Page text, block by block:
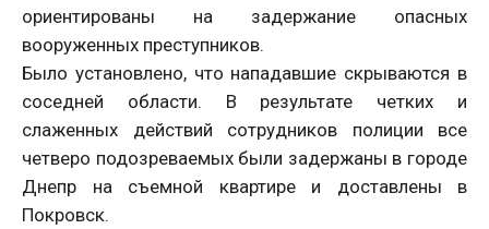
ориентированы на задержание опасных
вооруженных преступников.
Было установлено, что нападавшие скрываются в
соседней области. В результате четких и
слаженных действий сотрудников полиции все
четверо подозреваемых были задержаны в городе
Днепр на съемной квартире и доставлены в
Покровск.